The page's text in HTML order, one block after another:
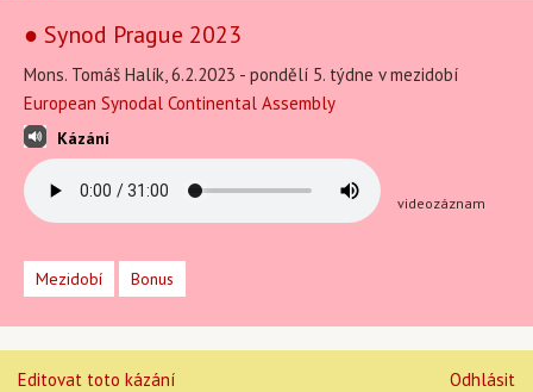
● Synod Prague 2023
Mons. Tomáš Halík, 6.2.2023 - pondělí 5. týdne v mezidobí
European Synodal Continental Assembly
Kázání
videozáznam
Mezidobí Bonus
Editovat toto kázání Odhlásit